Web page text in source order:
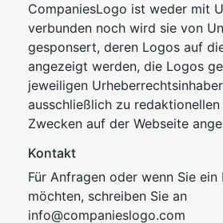
CompaniesLogo ist weder mit
verbunden noch wird sie von
gesponsert, deren Logos auf
angezeigt werden, die Logos
jeweiligen
ausschließlich zu
Zwecken auf der Webseite
Kontakt
Für Anfragen oder wenn Sie
möchten, schreiben Sie an
info@companieslogo.com